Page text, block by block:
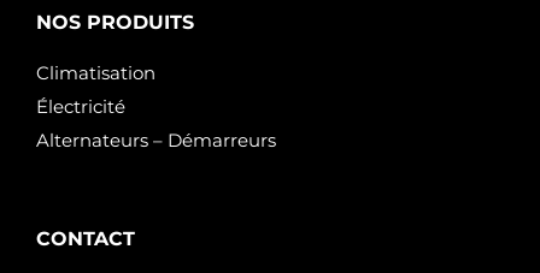
NOS PRODUITS
Climatisation
Électricité
Alternateurs – Démarreurs
CONTACT